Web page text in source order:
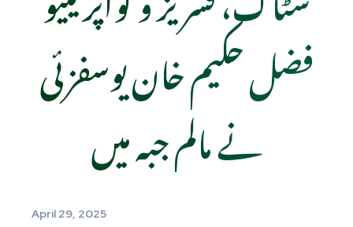
فضل حکیم خان یوسفزئی
نے مالم جبہ میں
April 29, 2025